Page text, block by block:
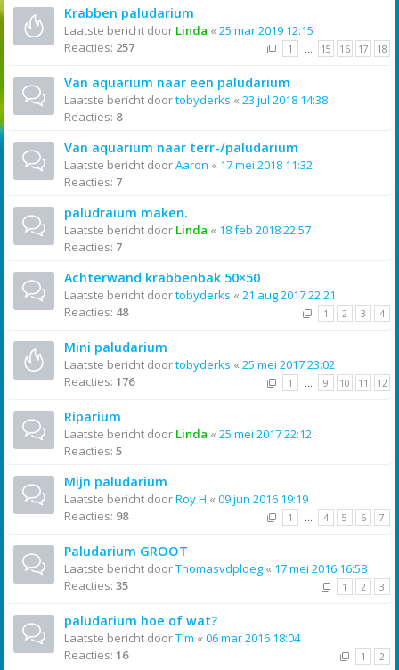
Krabben paludarium
Laatste bericht door Linda « 25 mar 2019 12:15
Reacties: 257 1 … 15 16 17 18
Van aquarium naar een paludarium
Laatste bericht doortobyderks « 23 jul 2018 14:38
Reacties: 8
Van aquarium naar terr-/paludarium
Laatste bericht doorAaron « 17 mei 2018 11:32
Reacties: 7
paludraium maken.
Laatste bericht door Linda « 18 feb 2018 22:57
Reacties: 7
Achterwand krabbenbak 50×50
Laatste bericht doortobyderks « 21 aug 2017 22:21
Reacties: 48 1 2 3 4
Mini paludarium
Laatste bericht doortobyderks « 25 mei 2017 23:02
Reacties: 176 1 … 9 10 11 12
Riparium
Laatste bericht door Linda « 25 mei 2017 22:12
Reacties: 5
Mijn paludarium
Laatste bericht doorRoy H « 09 jun 2016 19:19
Reacties: 98 1 … 4 5 6 7
Paludarium GROOT
Laatste bericht doorThomasvdploeg « 17 mei 2016 16:58
Reacties: 35 1 2 3
paludarium hoe of wat?
Laatste bericht doorTim « 06 mar 2016 18:04
Reacties: 16 1 2